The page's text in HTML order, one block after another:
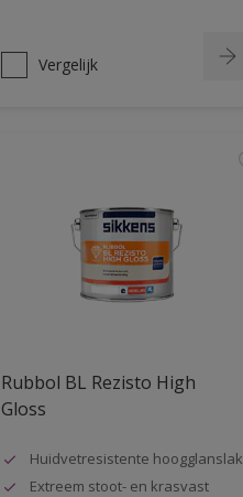
Vergelijk
Rubbol BL Rezisto High
Gloss
Huidvetresistente hoogglanslak
Extreem stoot- en krasvast